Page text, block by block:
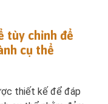
tùy chỉnh để
cụ thể
thiết kế để đáp